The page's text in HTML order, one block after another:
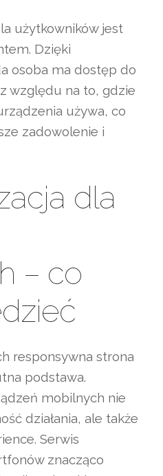
użytkowników jest
Dzięki
osoba ma dostęp do
względu na to, gdzie
używa, co
zadowolenie i
dla
– co
responsywna strona
podstawa.
mobilnych nie
działania, ale także
Serwis
znacząco